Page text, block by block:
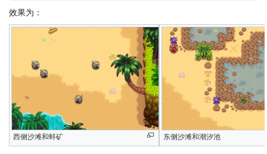
效果为：
西侧沙滩和蚌矿 东侧沙滩和潮汐池